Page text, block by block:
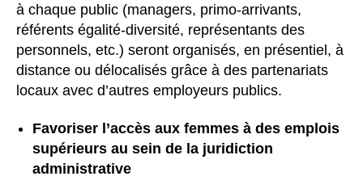
à chaque public (managers, primo-arrivants,
référents égalité-diversité, représentants des
personnels, etc.) seront organisés, en présentiel, à
distance ou délocalisés grâce à des partenariats
locaux avec d’autres employeurs publics.
Favoriser l’accès aux femmes à des emplois
supérieurs au sein de la juridiction
administrative